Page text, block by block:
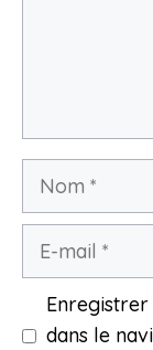
Nom
dans le